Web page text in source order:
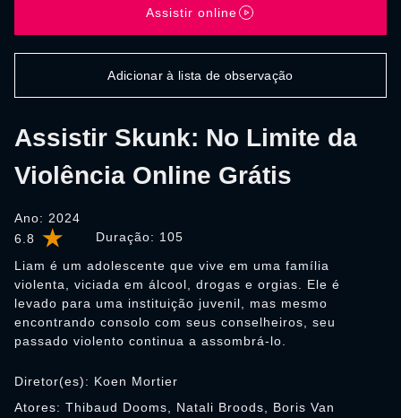
6.8 Duração: 105
Assistir Skunk: No Limite da
Violência Online Grátis
Ano: 2024
Liam é um adolescente que vive em uma família
violenta, viciada em álcool, drogas e orgias. Ele é
levado para uma instituição juvenil, mas mesmo
encontrando consolo com seus conselheiros, seu
passado violento continua a assombrá-lo.
Assistir online
Adicionar à lista de observação
Diretor(es): Koen Mortier
Atores: Thibaud Dooms, Natali Broods, Boris Van